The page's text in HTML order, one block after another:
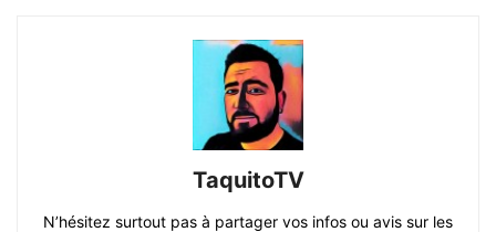
TaquitoTV
N’hésitez surtout pas à partager vos infos ou avis sur les